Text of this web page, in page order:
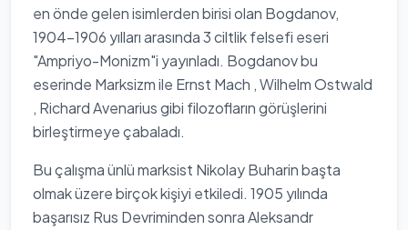
en önde gelen isimlerden birisi olan Bogdanov,
1904-1906 yılları arasında 3 ciltlik felsefi eseri
"Ampriyo-Monizm"i yayınladı. Bogdanov bu
eserinde Marksizm ile Ernst Mach , Wilhelm Ostwald
, Richard Avenarius gibi filozofların görüşlerini
birleştirmeye çabaladı.
Bu çalışma ünlü marksist Nikolay Buharin başta
olmak üzere birçok kişiyi etkiledi. 1905 yılında
başarısız Rus Devriminden sonra Aleksandr